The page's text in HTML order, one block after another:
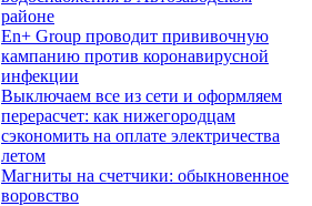
районе
En+ Group проводит прививочную
кампанию против коронавирусной
инфекции
Выключаем все из сети и оформляем
перерасчет: как нижегородцам
сэкономить на оплате электричества
летом
Магниты на счетчики: обыкновенное
воровство